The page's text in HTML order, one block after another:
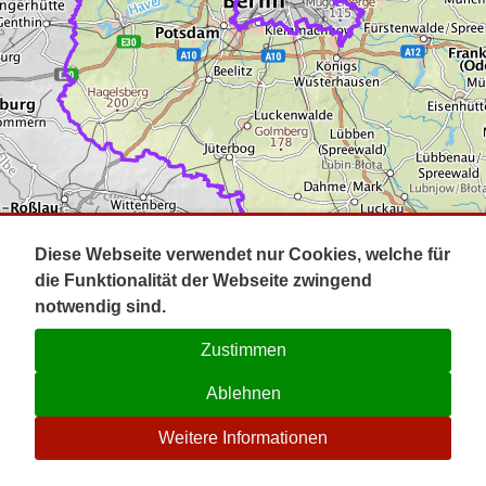
Impressum
Kontakt
☉
Diese Webseite verwendet nur Cookies, welche für
die Funktionalität der Webseite zwingend
notwendig sind.
Zustimmen
Ablehnen
Weitere Informationen